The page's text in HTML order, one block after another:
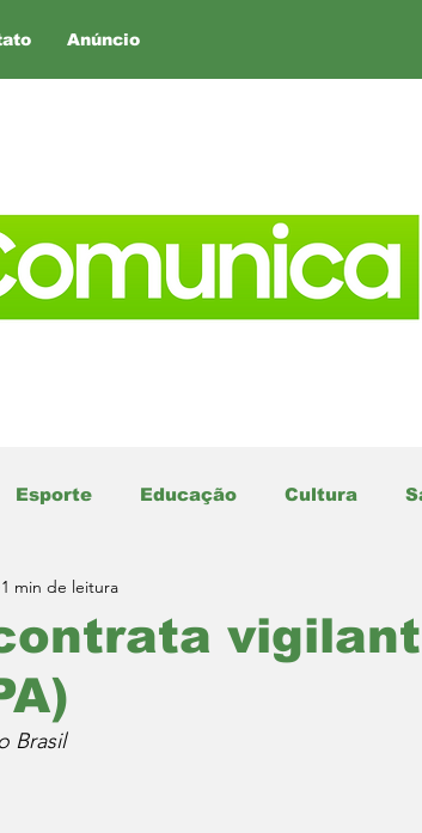
Anúncio
Esporte Educação Cultura
contrata
1 min de leitura
Brasil